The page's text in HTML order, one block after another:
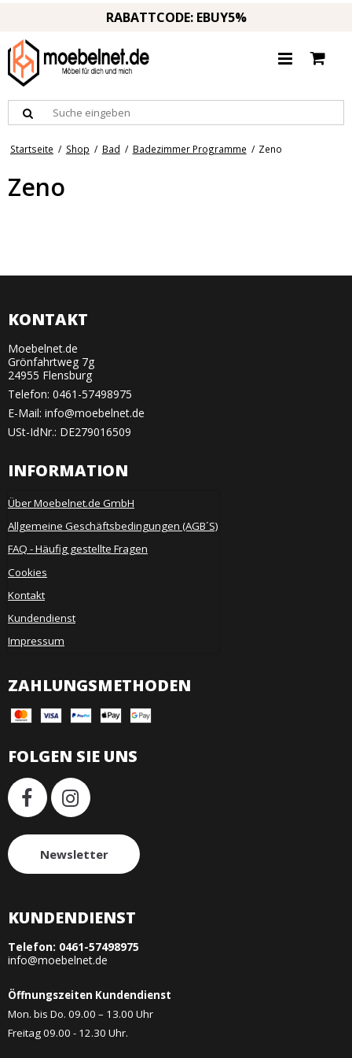
RABATTCODE: EBUY5%
Startseite / Shop / Bad / Badezimmer Programme / Zeno
Zeno
KONTAKT
Moebelnet.de
Grönfahrtweg 7g
24955 Flensburg
Telefon: 0461-57498975
E-Mail: info@moebelnet.de
USt-IdNr.: DE279016509
INFORMATION
Über Moebelnet.de GmbH
Allgemeine Geschäftsbedingungen (AGB´S)
FAQ - Häufig gestellte Fragen
Cookies
Kontakt
Kundendienst
Impressum
ZAHLUNGSMETHODEN
FOLGEN SIE UNS
Newsletter
KUNDENDIENST
Telefon: 0461-57498975
info@moebelnet.de
Öffnungszeiten Kundendienst
Mon. bis Do. 09.00 – 13.00 Uhr
Freitag 09.00 - 12.30 Uhr.